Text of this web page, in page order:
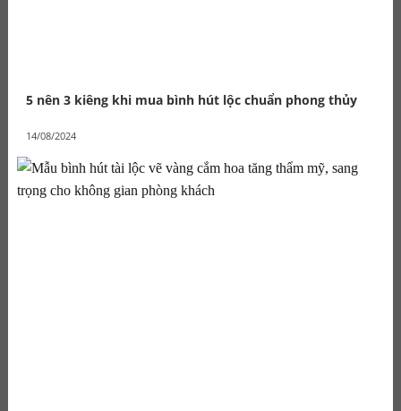
5 nên 3 kiêng khi mua bình hút lộc chuẩn phong thủy
14/08/2024